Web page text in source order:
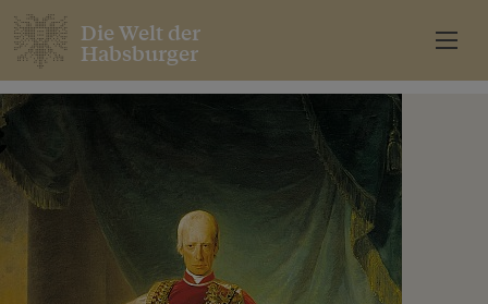
Die Welt der
Habsburger